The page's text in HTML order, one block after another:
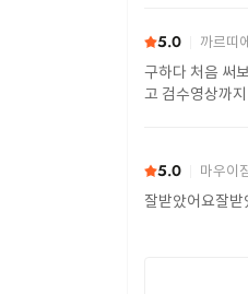
5.0 까르띠
구하다 처음 써
고 검수영상까
5.0 마우이
잘받았어요잘